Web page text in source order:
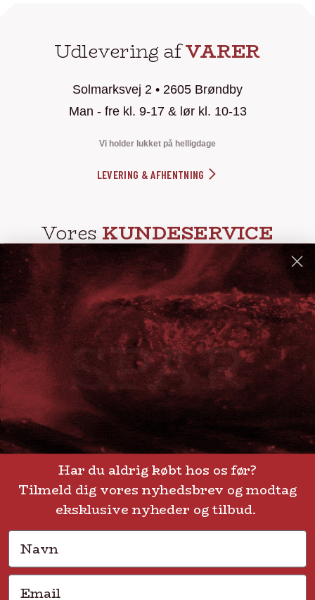
Udlevering afVARER
Solmarksvej 2 • 2605 Brøndby
Man - fre kl. 9-17 & lør kl. 10-13
Vi holder lukket på helligdage
LEVERING & AFHENTNING
Vores KUNDESERVICE
info@steak-out.dk
+45 53644030
Telefontid: man - fre kl. 10-15
GENVEJE
Levering eller afhentning Om Steak-out.dk
Persondatapolitik
Har du aldrig købt hos os før?
Tilmeld dig vores nyhedsbrev og modtag
eksklusive nyheder og tilbud.
Navn
Email